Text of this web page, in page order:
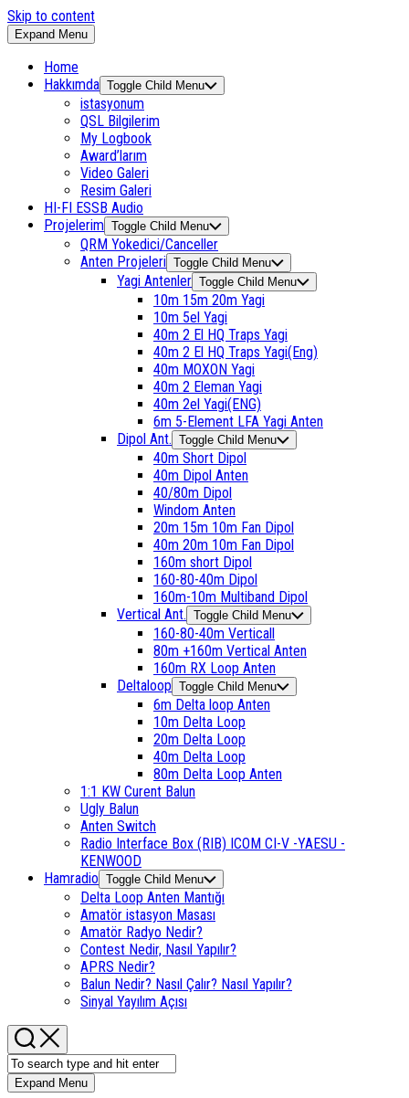
Skip to content
Expand Menu
Home
Hakkımda Toggle Child Menu
istasyonum
QSL Bilgilerim
My Logbook
Award’larım
Video Galeri
Resim Galeri
HI-FI ESSB Audio
Projelerim Toggle Child Menu
QRM Yokedici/Canceller
Anten Projeleri Toggle Child Menu
Yagi Antenler Toggle Child Menu
10m 15m 20m Yagi
10m 5el Yagi
40m 2 El HQ Traps Yagi
40m 2 El HQ Traps Yagi(Eng)
40m MOXON Yagi
40m 2 Eleman Yagi
40m 2el Yagi(ENG)
6m 5-Element LFA Yagi Anten
Dipol Ant. Toggle Child Menu
40m Short Dipol
40m Dipol Anten
40/80m Dipol
Windom Anten
20m 15m 10m Fan Dipol
40m 20m 10m Fan Dipol
160m short Dipol
160-80-40m Dipol
160m-10m Multiband Dipol
Vertical Ant. Toggle Child Menu
160-80-40m Verticall
80m +160m Vertical Anten
160m RX Loop Anten
Deltaloop Toggle Child Menu
6m Delta loop Anten
10m Delta Loop
20m Delta Loop
40m Delta Loop
80m Delta Loop Anten
1:1 KW Curent Balun
Ugly Balun
Anten Switch
Radio Interface Box (RIB) ICOM CI-V -YAESU -
KENWOOD
Hamradio Toggle Child Menu
Delta Loop Anten Mantığı
Amatör istasyon Masası
Amatör Radyo Nedir?
Contest Nedir, Nasıl Yapılır?
APRS Nedir?
Balun Nedir? Nasıl Çalır? Nasıl Yapılır?
Sinyal Yayılım Açısı
Expand Menu